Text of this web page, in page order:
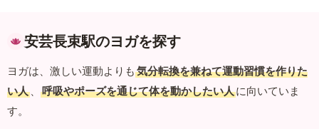
安芸長束駅のヨガを探す
ヨガは、激しい運動よりも 気分転換を兼ねて運動習慣を作りた
い人 、 呼吸やポーズを通じて体を動かしたい人に向いていま
す。